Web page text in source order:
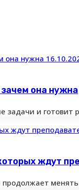
она нужна
задачи и готовит
ждут